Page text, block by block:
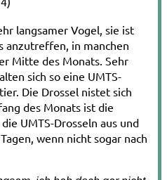
langsamer Vogel, sie ist
anzutreffen, in manchen
Mitte des Monats. Sehr
sich so eine UMTS-
Die Drossel nistet sich
des Monats ist die
UMTS-Drosseln aus und
wenn nicht sogar nach